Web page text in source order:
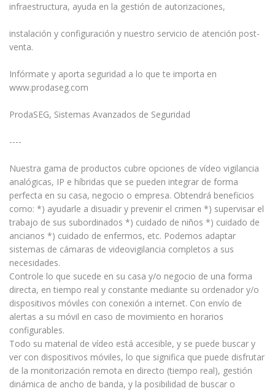
infraestructura, ayuda en la gestión de autorizaciones,
instalación y configuración y nuestro servicio de atención post-
venta.
Infórmate y aporta seguridad a lo que te importa en
www.prodaseg.com
ProdaSEG, Sistemas Avanzados de Seguridad
----
Nuestra gama de productos cubre opciones de vídeo vigilancia
analógicas, IP e híbridas que se pueden integrar de forma
perfecta en su casa, negocio o empresa. Obtendrá beneficios
como: *) ayudarle a disuadir y prevenir el crimen *) supervisar el
trabajo de sus subordinados *) cuidado de niños *) cuidado de
ancianos *) cuidado de enfermos, etc. Podemos adaptar
sistemas de cámaras de videovigilancia completos a sus
necesidades.
Controle lo que sucede en su casa y/o negocio de una forma
directa, en tiempo real y constante mediante su ordenador y/o
dispositivos móviles con conexión a internet. Con envío de
alertas a su móvil en caso de movimiento en horarios
configurables.
Todo su material de vídeo está accesible, y se puede buscar y
ver con dispositivos móviles, lo que significa que puede disfrutar
de la monitorización remota en directo (tiempo real), gestión
dinámica de ancho de banda, y la posibilidad de buscar o